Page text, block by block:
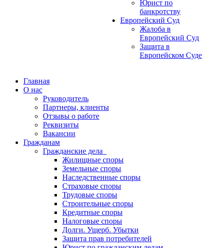
Юрист по
банкротству
Европейский Суд
Жалоба в
Европейский Суд
Защита в
Европейском Суде
Главная
О нас
Руководитель
Партнеры, клиенты
Отзывы о работе
Реквизиты
Вакансии
Гражданам
Гражданские дела
Жилищные споры
Земельные споры
Наследственные споры
Страховые споры
Трудовые споры
Строительные споры
Кредитные споры
Налоговые споры
Долги. Ущерб. Убытки
Защита прав потребителей